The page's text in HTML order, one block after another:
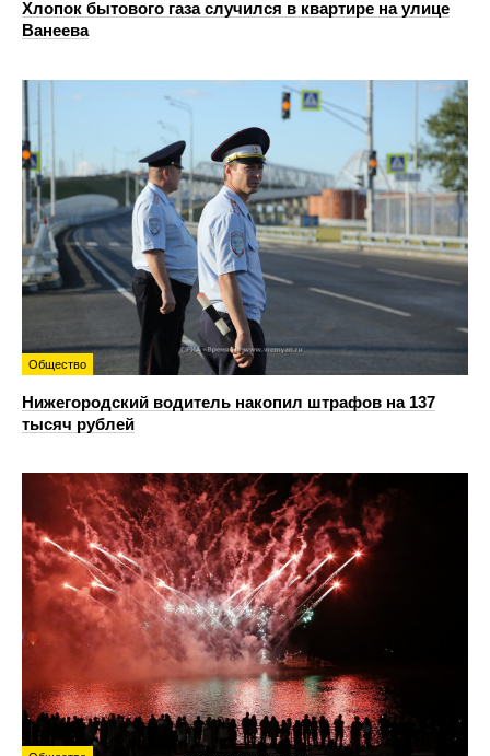
Хлопок бытового газа случился в квартире на улице
Ванеева
Общество
Нижегородский водитель накопил штрафов на 137
тысяч рублей